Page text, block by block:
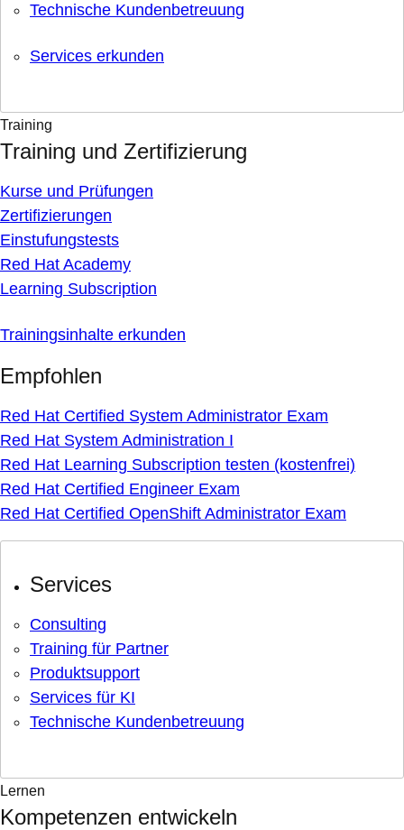
Technische Kundenbetreuung
Services erkunden
Training
Training und Zertifizierung
Kurse und Prüfungen
Zertifizierungen
Einstufungstests
Red Hat Academy
Learning Subscription
Trainingsinhalte erkunden
Empfohlen
Red Hat Certified System Administrator Exam
Red Hat System Administration I
Red Hat Learning Subscription testen (kostenfrei)
Red Hat Certified Engineer Exam
Red Hat Certified OpenShift Administrator Exam
Services
Consulting
Training für Partner
Produktsupport
Services für KI
Technische Kundenbetreuung
Lernen
Kompetenzen entwickeln